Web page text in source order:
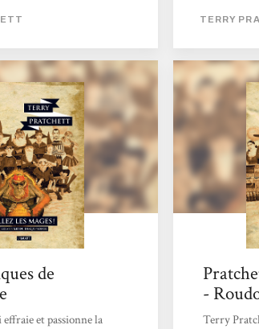
personnel non-mage de
de Glenda et Juliette, les
ainsi que de Trev et
des recoins sombres de
fouteballe,
non-mage
Juliette, les
Trev et
sombres
TERRY
de
et passionne la
-
Terry